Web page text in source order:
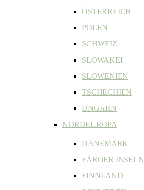
ÖSTERREICH
POLEN
SCHWEIZ
SLOWAKEI
SLOWENIEN
TSCHECHIEN
UNGARN
NORDEUROPA
DÄNEMARK
FÄRÖER INSELN
FINNLAND